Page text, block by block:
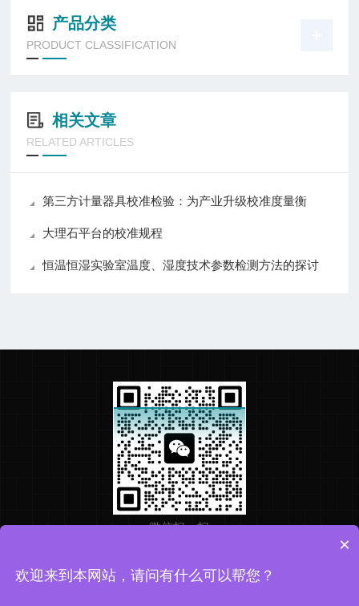
产品分类
PRODUCT CLASSIFICATION
相关文章
RELATED ARTICLES
第三方计量器具校准检验：为产业升级校准度量衡
大理石平台的校准规程
恒温恒湿实验室温度、湿度技术参数检测方法的探讨
微信扫一扫
×
欢迎来到本网站，请问有什么可以帮您？